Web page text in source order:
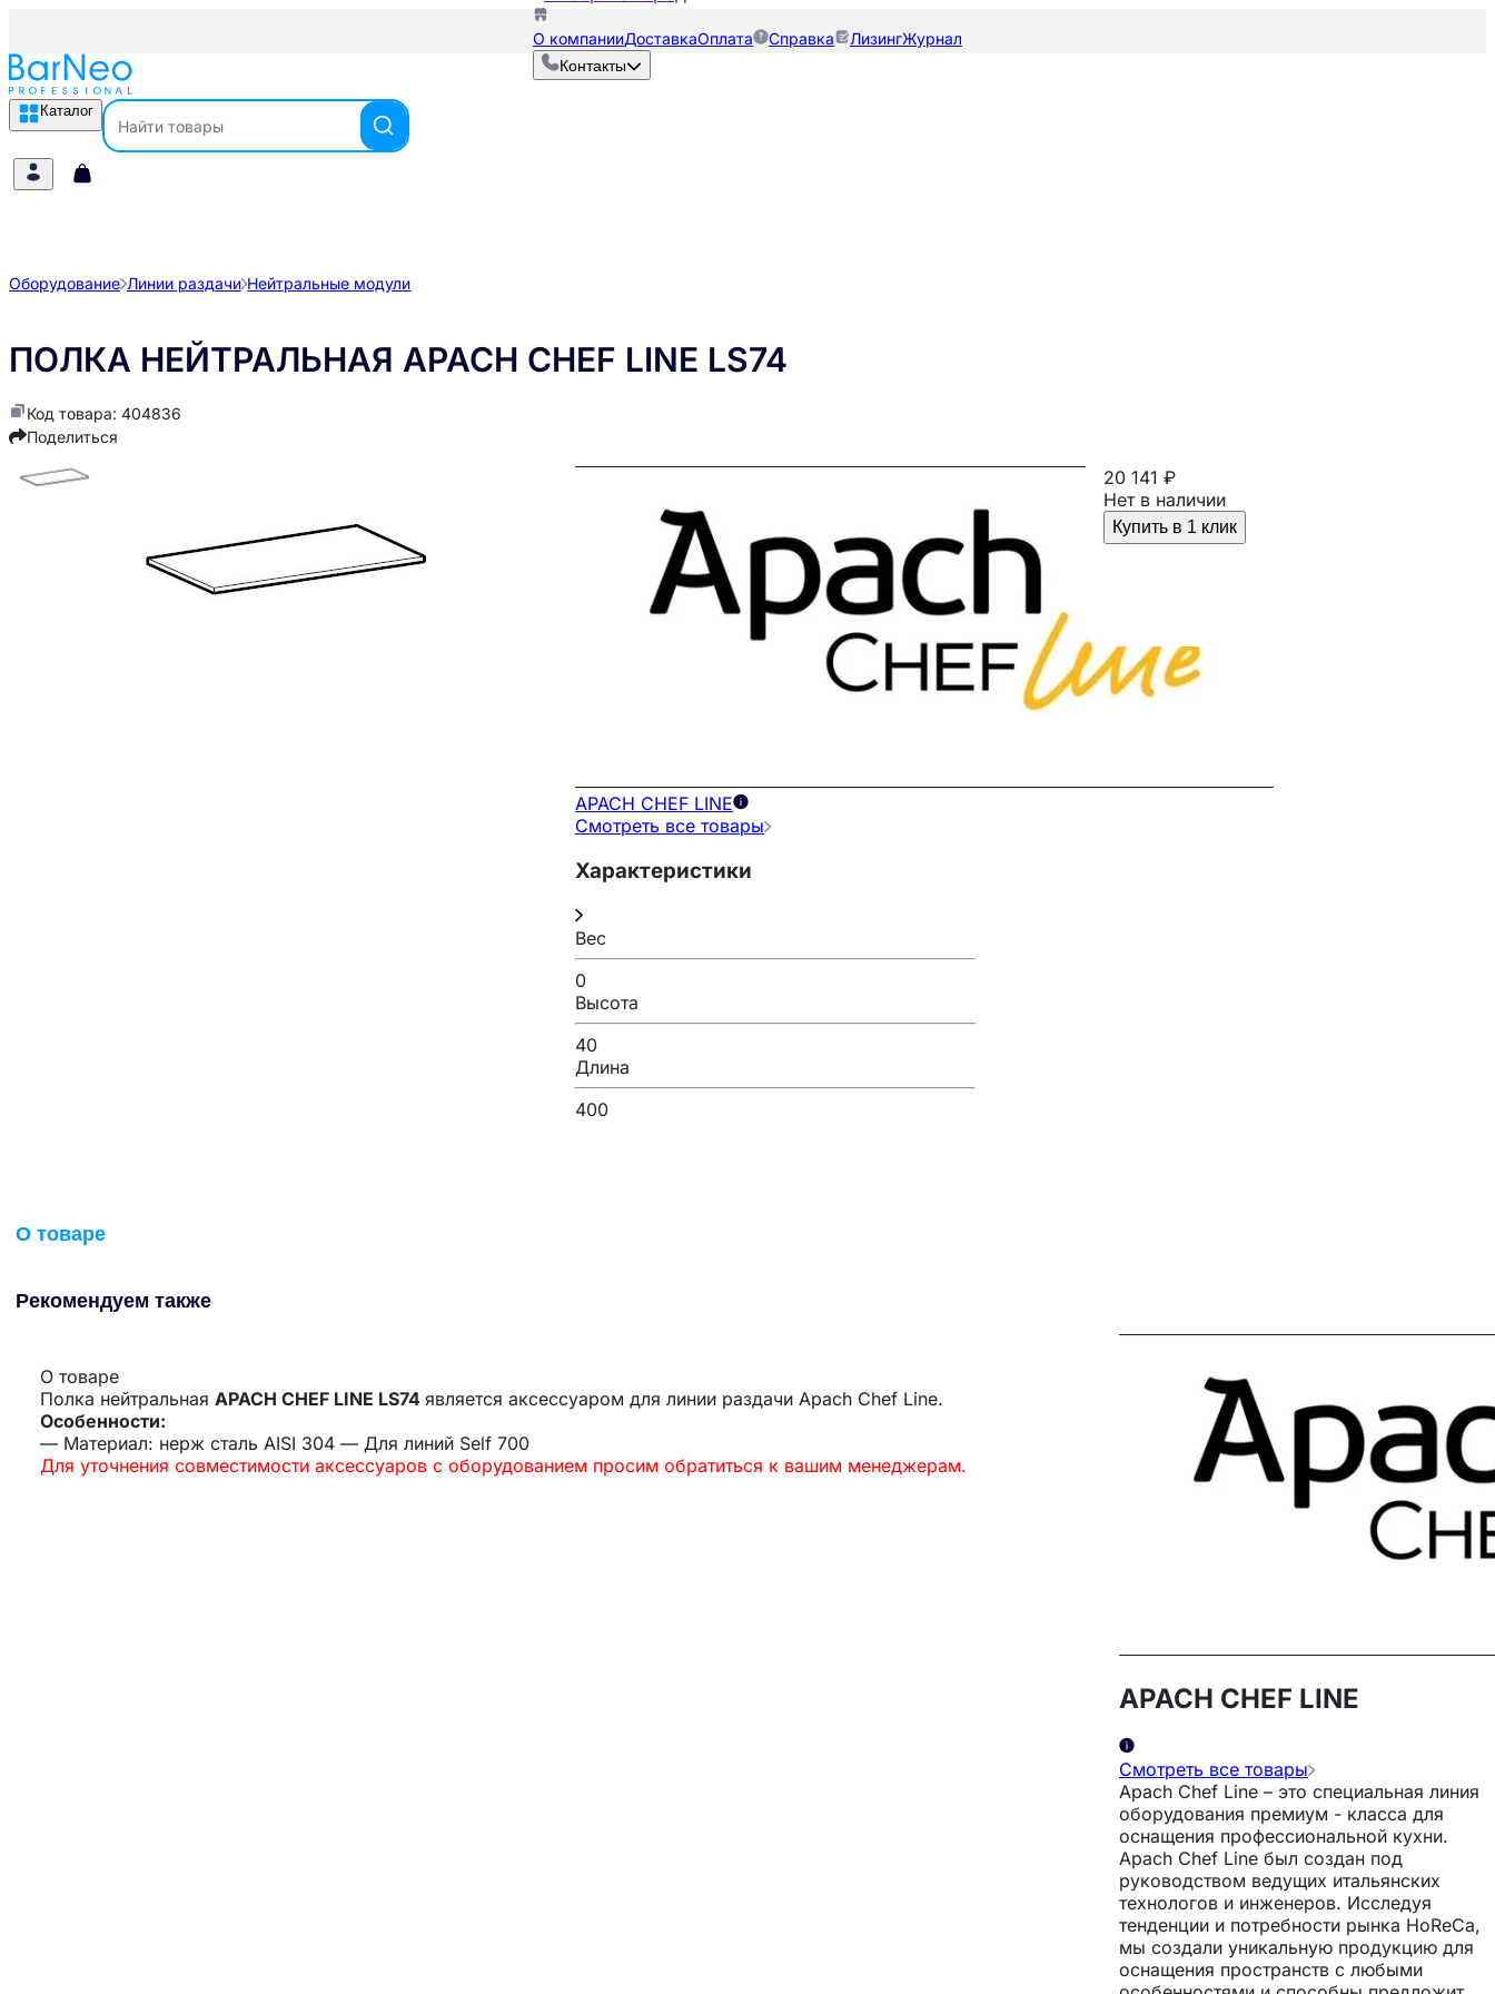
О компанииДоставкаОплата Справка ЛизингЖурнал
Контакты
Каталог
Оборудование Линии раздачи Нейтральные модули
ПОЛКА НЕЙТРАЛЬНАЯ APACH CHEF LINE LS74
Код товара: 404836
Поделиться
APACH CHEF LINE
Смотреть все товары
Характеристики
Вес
0
Высота
40
Длина
400
20 141 ₽
Нет в наличии
Купить в 1 клик
О товаре
Рекомендуем также
О товаре
Полка нейтральная APACH CHEF LINE LS74 является аксессуаром для линии раздачи Apach Chef Line.
Особенности:
— Материал: нерж сталь AISI 304 — Для линий Self 700
Для уточнения совместимости аксессуаров с оборудованием просим обратиться к вашим менеджерам.
APACH CHEF LINE
Смотреть все товары
Apach Chef Line – это специальная линия
оборудования премиум - класса для
оснащения профессиональной кухни.
Apach Chef Line был создан под
руководством ведущих итальянских
технологов и инженеров. Исследуя
тенденции и потребности рынка HoReCa,
мы создали уникальную продукцию для
оснащения пространств с любыми